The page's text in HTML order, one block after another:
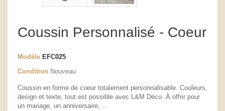
Coussin Personnalisé - Coeur
Modèle EFC025
Condition Nouveau
Coussin en forme de coeur totalement personnalisable. Couleurs,
design et texte, tout est possible avec L&M Déco. À offrir pour
un mariage, un anniversaire, ...